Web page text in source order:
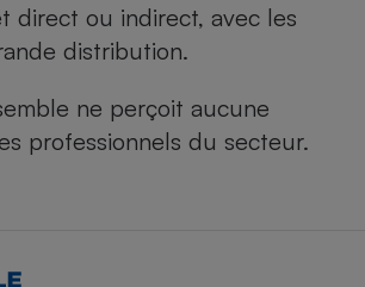
direct ou indirect, avec les
distribution.
ne perçoit aucune
professionnels du secteur.